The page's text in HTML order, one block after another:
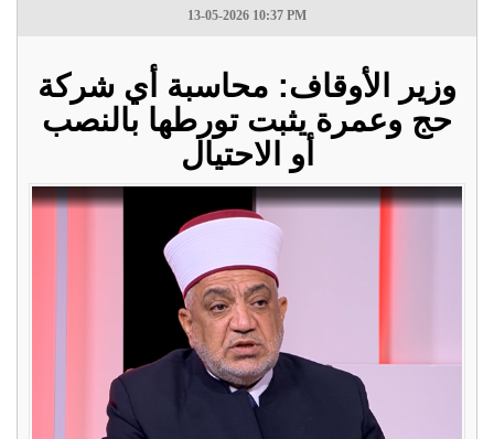
13-05-2026 10:37 PM
وزير الأوقاف: محاسبة أي شركة
حج وعمرة يثبت تورطها بالنصب
أو الاحتيال